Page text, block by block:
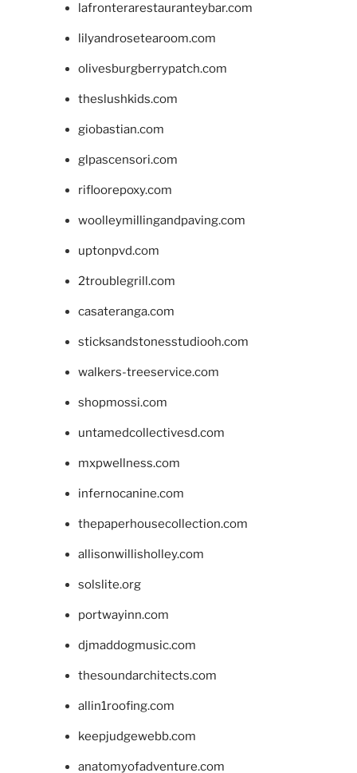
lafronterarestauranteybar.com
lilyandrosetearoom.com
olivesburgberrypatch.com
theslushkids.com
giobastian.com
glpascensori.com
rifloorepoxy.com
woolleymillingandpaving.com
uptonpvd.com
2troublegrill.com
casateranga.com
sticksandstonesstudiooh.com
walkers-treeservice.com
shopmossi.com
untamedcollectivesd.com
mxpwellness.com
infernocanine.com
thepaperhousecollection.com
allisonwillisholley.com
solslite.org
portwayinn.com
djmaddogmusic.com
thesoundarchitects.com
allin1roofing.com
keepjudgewebb.com
anatomyofadventure.com